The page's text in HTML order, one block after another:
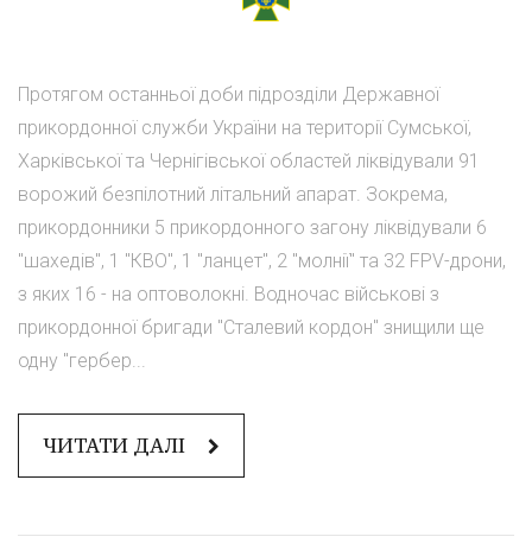
Протягом останньої доби підрозділи Державної
прикордонної служби України на території Сумської,
Харківської та Чернігівської областей ліквідували 91
ворожий безпілотний літальний апарат. Зокрема,
прикордонники 5 прикордонного загону ліквідували 6
"шахедів", 1 "КВО", 1 "ланцет", 2 "молнії" та 32 FPV-дрони,
з яких 16 - на оптоволокні. Водночас військові з
прикордонної бригади "Сталевий кордон" знищили ще
одну "гербер...
ЧИТАТИ ДАЛІ